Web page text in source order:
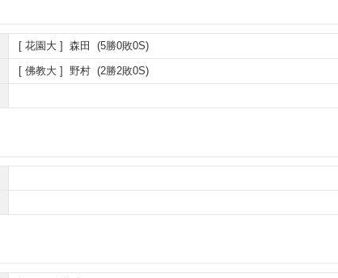
花園大 森田 (5勝0敗0S)
佛教大 野村 (2勝2敗0S)